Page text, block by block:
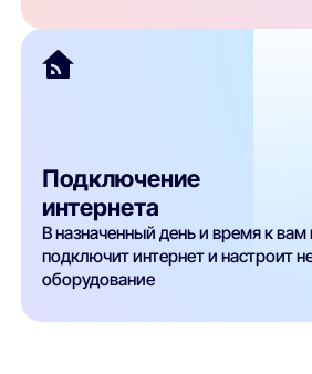
Подключение
интернета
В назначенный день и время к
подключит интернет и настроит
оборудование